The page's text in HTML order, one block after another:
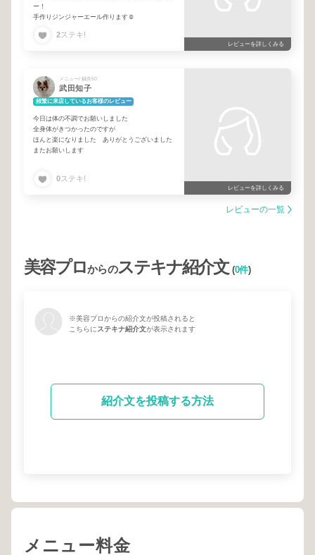
ー！
手作りジンジャーエール作ります☺️
2ステキ!
レビューを詳しくみる
メニュー/ 鍼灸60
武田知子
頻繁に来店しているお客様のレビュー
今日は体の不調でお願いしました
全身体がきつかったのですが
ほんと楽になりました ありがとうございました
またお願いします
0ステキ!
レビューを詳しくみる
レビューの一覧
美容プロからのステキナ紹介文(0件)
※美容プロからの紹介文が投稿されると
こちらにステキナ紹介文が表示されます
紹介文を投稿する方法
メニュー料金